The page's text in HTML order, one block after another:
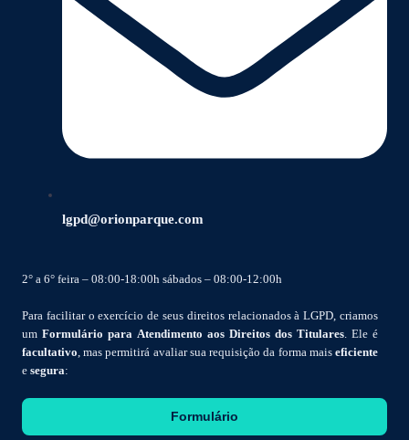
lgpd@orionparque.com
2° a 6° feira – 08:00-18:00h sábados – 08:00-12:00h
Para facilitar o exercício de seus direitos relacionados à LGPD, criamos
um Formulário para Atendimento aos Direitos dos Titulares. Ele é
facultativo, mas permitirá avaliar sua requisição da forma mais eficiente
e segura:
Formulário